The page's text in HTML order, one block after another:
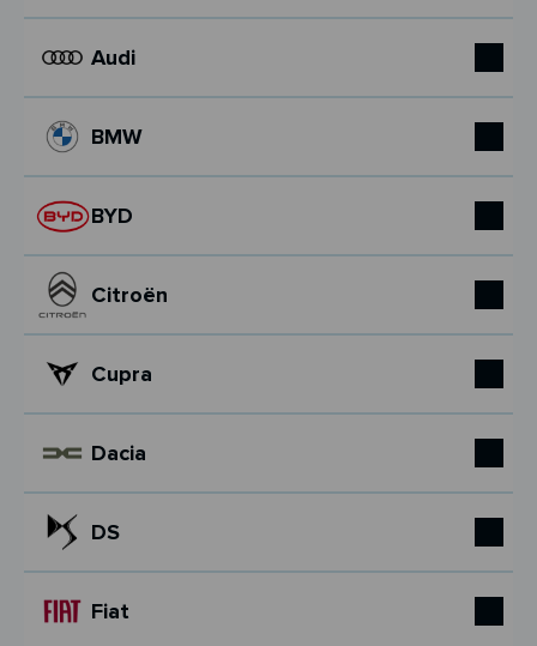
Audi
BMW
BYD
Citroën
Cupra
Dacia
DS
Fiat